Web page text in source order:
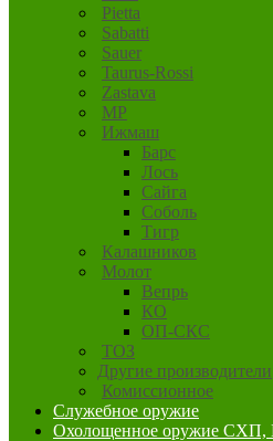
Pietta
Sabatti
Sauer
Taurus-Rossi
Zastava
MP
Ижмаш
Барс
Лось
Сайга
Соболь
Тигр
Калашников
Молот
Вепрь
КО
ОП-СКС
ТОЗ
Другие производители
Комиссионное
Служебное оружие
Охолощенное оружие